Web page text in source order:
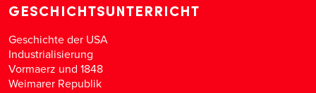
GESCHICHTSUNTERRICHT
Geschichte der USA
Industrialisierung
Vormaerz und 1848
Weimarer Republik